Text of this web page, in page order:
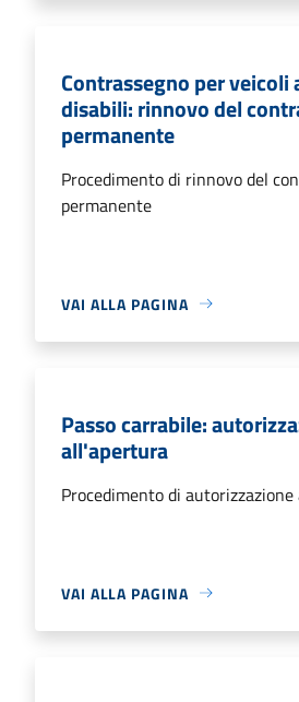
Contrassegno per veicoli
disabili: rinnovo del
permanente
Procedimento di rinnovo del
permanente
VAI ALLA PAGINA
Passo carrabile:
all'apertura
Procedimento di
VAI ALLA PAGINA